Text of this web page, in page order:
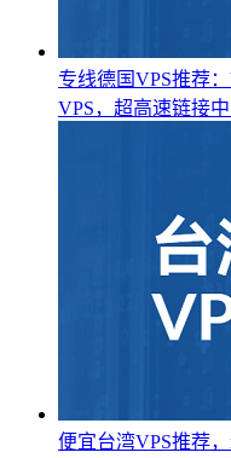
专线德国VPS推荐
VPS，超高速链接
便宜台湾VPS推荐，